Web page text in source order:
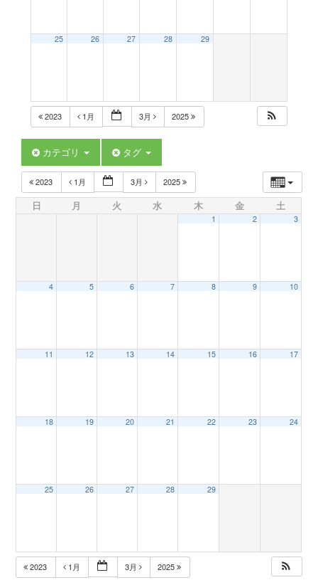
t
i
25 26 27 28 29
2023 1月 3月 2025
カテゴリ タグ
2023 1月 3月 2025
日 月 火 水 木 金 土
1 2 3
4 5 6 7 8 9 10
11 12 13 14 15 16 17
18 19 20 21 22 23 24
25 26 27 28 29
2023 1月 3月 2025